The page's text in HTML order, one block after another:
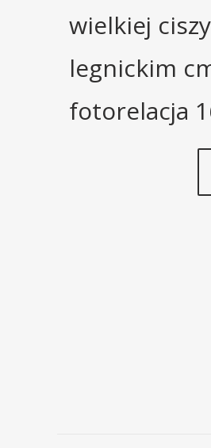
wielkiej
legnickim
fotorelacja